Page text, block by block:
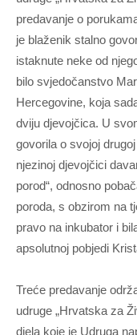
predavanje o
je blaženik stalno
istaknute neke od
bilo svjedočanstvo
Hercegovine, koja
dviju djevojčica. U
govorila o svojoj
njezinoj djevojčici
porod“, odnosno
poroda, s obzirom na
pravo na inkubator i
apsolutnoj pobjedi
Treće predavanje
udruge „Hrvatska za
djela koje je Udruga